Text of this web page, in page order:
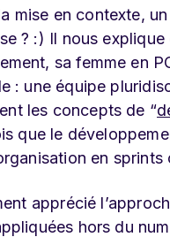
mise en contexte,
? :) Il nous
sa femme en
: une équipe
les concepts de “
que le
en
apprécié
hors du